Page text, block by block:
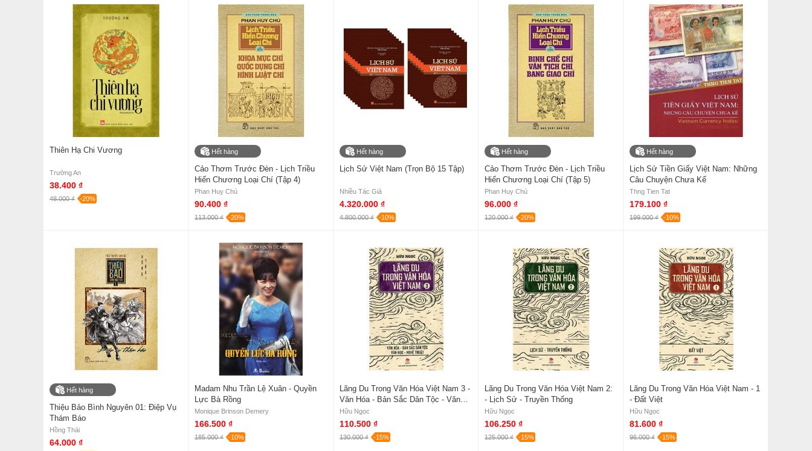
Thiên Hạ Chi Vương
Trường An
38.400 ₫
48.000 ₫ -20%
Hết hàng
Cảo Thơm Trước Đèn - Lịch Triều
Hiến Chương Loại Chí (Tập 4)
Phan Huy Chú
90.400 ₫
113.000 ₫ -20%
Hết hàng
Lịch Sử Việt Nam (Trọn Bộ 15 Tập)
Nhiều Tác Giả
4.320.000 ₫
4.800.000 ₫ -10%
Hết hàng
Cảo Thơm Trước Đèn - Lịch Triều
Hiến Chương Loại Chí (Tập 5)
Phan Huy Chú
96.000 ₫
120.000 ₫ -20%
Hết hàng
Lịch Sử Tiền Giấy Việt Nam: Những
Câu Chuyện Chưa Kể
Thng Tien Tat
179.100 ₫
199.000 ₫ -10%
Hết hàng
Thiệu Bảo Bình Nguyên 01: Điệp Vụ
Thám Báo
Hồng Thái
64.000 ₫
Madam Nhu Trần Lệ Xuân - Quyền
Lực Bà Rồng
Monique Brinson Demery
166.500 ₫
185.000 ₫ -10%
Lãng Du Trong Văn Hóa Việt Nam 3 -
Văn Hóa - Bản Sắc Dân Tộc - Văn
Học - Nghệ Thuật
Hữu Ngọc
110.500 ₫
130.000 ₫ -15%
Lãng Du Trong Văn Hóa Việt Nam 2:
- Lịch Sử - Truyền Thống
Hữu Ngọc
106.250 ₫
125.000 ₫ -15%
Lãng Du Trong Văn Hóa Việt Nam - 1
- Đất Việt
Hữu Ngọc
81.600 ₫
96.000 ₫ -15%